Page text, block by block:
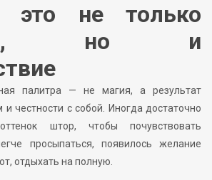
не только
но и
палитра — не магия, а результат
честности с собой. Иногда достаточно
штор, чтобы почувствовать
просыпаться, появилось желание
отдыхать на полную.